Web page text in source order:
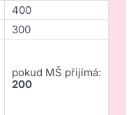
400
300
pokud MŠ přijímá:
200